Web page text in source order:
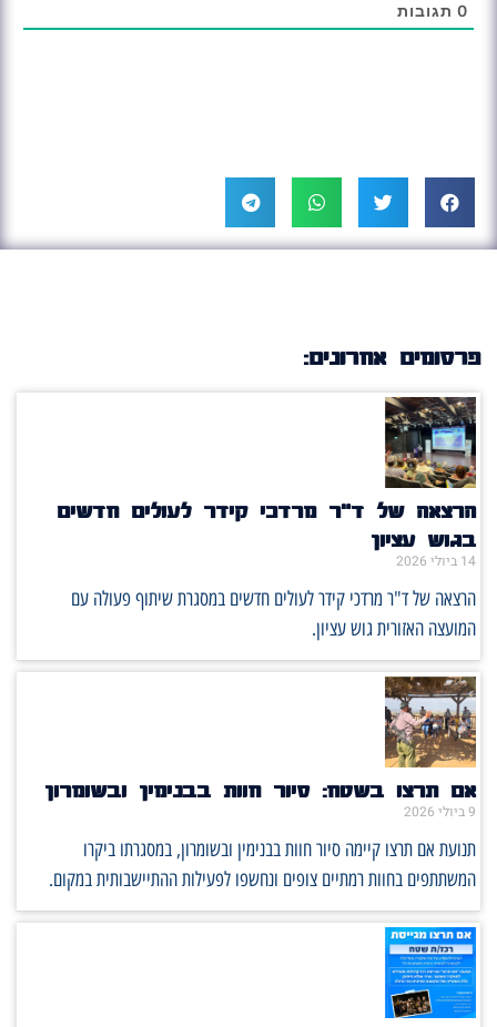
0 תגובות
פרסומים אחרונים:
הרצאה של ד"ר מרדכי קידר לעולים חדשים
בגוש עציון
14 ביולי 2026
הרצאה של ד"ר מרדכי קידר לעולים חדשים במסגרת שיתוף פעולה עם
המועצה האזורית גוש עציון.
אם תרצו בשטח: סיור חוות בבנימין ובשומרון
9 ביולי 2026
תנועת אם תרצו קיימה סיור חוות בבנימין ובשומרון, במסגרתו ביקרו
המשתתפים בחוות רמתיים צופים ונחשפו לפעילות ההתיישבותית במקום.